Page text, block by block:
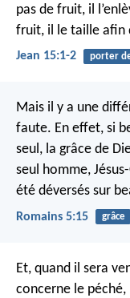
pas de fruit, il
fruit, il le taille afin
Jean 15:1-2 porter
Mais il y a une
faute. En effet, si
seul, la grâce de
seul homme,
été déversés sur
Romains 5:15 grâce
Et, quand il sera
concerne le